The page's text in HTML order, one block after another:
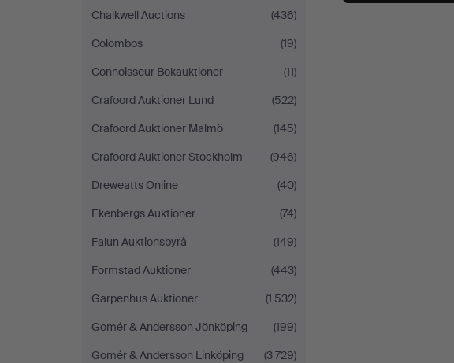
Chalkwell Auctions
(436)
Colombos
(19)
Connoisseur Bokauktioner
(11)
Crafoord Auktioner Lund
(522)
Crafoord Auktioner Malmö
(145)
Crafoord Auktioner Stockholm
(946)
Dreweatts Online
(40)
Ekenbergs Auktioner
(74)
Falun Auktionsbyrå
(149)
Formstad Auktioner
(443)
Garpenhus Auktioner
(1 532)
Gomér & Andersson Jönköping
(199)
Gomér & Andersson Linköping
(3 729)